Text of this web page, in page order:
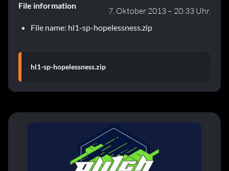
File information
7. Oktober 2013 – 20:33 Uhr.
File name: hl1-sp-hopelessness.zip
hl1-sp-hopelessness.zip